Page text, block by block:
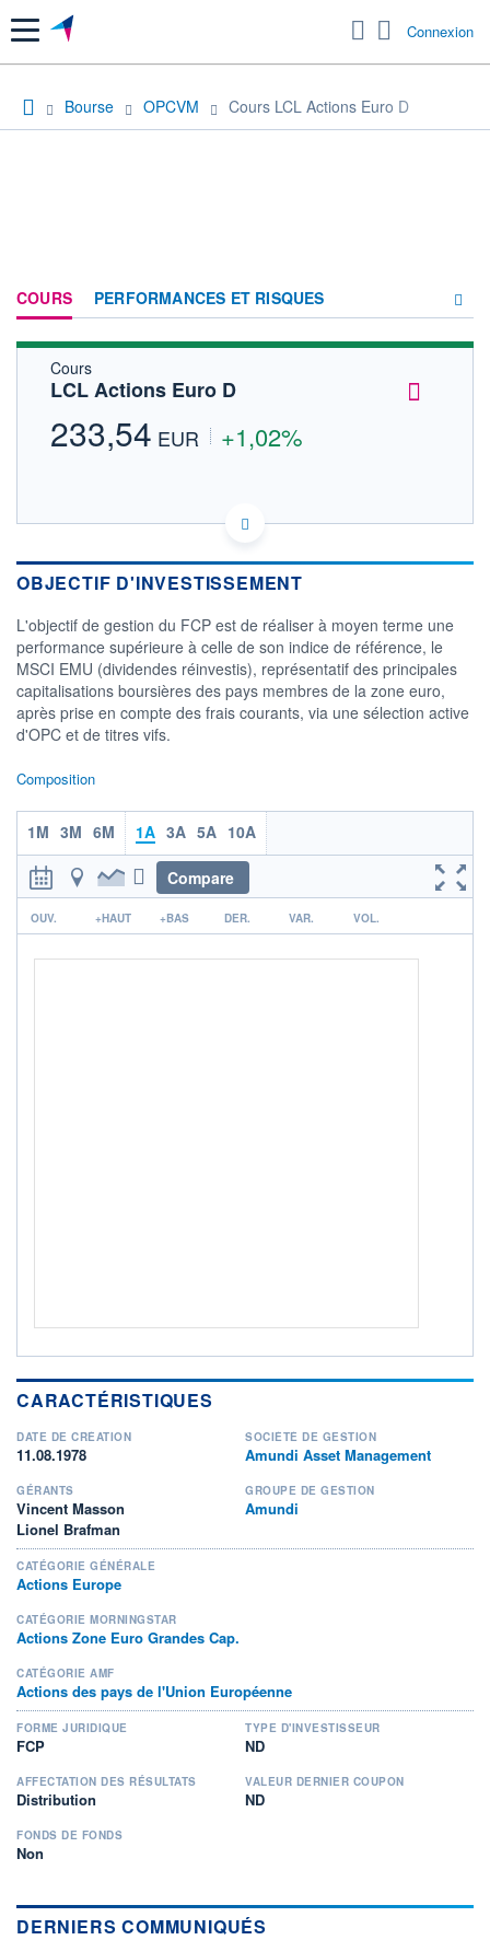
Menu Connexion
Bourse OPCVM Cours LCL Actions Euro D
COURS PERFORMANCES ET RISQUES
FORUM
Cours
LCL Actions Euro D
233,54 EUR +1,02%
OPCVM DERNIER COURS CONNU AU 03/08/2026
Consulter le prospectus / DIC
180
200
CATÉGORIE MORNINGSTAR
Actions Zone Euro
Grandes Cap.
FONDS PARTENAIRES
TARIFS PRIVILÉGIÉS 0%
ÉLIGIBILITÉ
PEA PEA-PME BOURSOVIE LUX
BOURSOVIE
OBJECTIF D'INVESTISSEMENT
L'objectif de gestion du FCP est de réaliser à moyen terme une
performance supérieure à celle de son indice de référence, le
MSCI EMU (dividendes réinvestis), représentatif des principales
capitalisations boursières des pays membres de la zone euro,
après prise en compte des frais courants, via une sélection active
d'OPC et de titres vifs.
Composition
1M 3M 6M 1A 3A 5A 10A
Compare
r
OUV. +HAUT +BAS DER. VAR. VOL.
CARACTÉRISTIQUES
DATE DE CRÉATION
11.08.1978
SOCIÉTÉ DE GESTION
Amundi Asset Management
GÉRANTS
Vincent Masson
Lionel Brafman
GROUPE DE GESTION
Amundi
CATÉGORIE GÉNÉRALE
Actions Europe
CATÉGORIE MORNINGSTAR
Actions Zone Euro Grandes Cap.
CATÉGORIE AMF
Actions des pays de l'Union Européenne
FORME JURIDIQUE
FCP
TYPE D'INVESTISSEUR
ND
AFFECTATION DES RÉSULTATS
Distribution
VALEUR DERNIER COUPON
ND
FONDS DE FONDS
Non
DERNIERS COMMUNIQUÉS